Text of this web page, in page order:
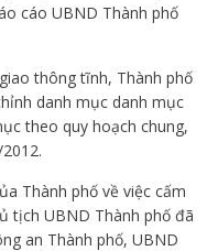
cáo UBND Thành phố
thông tĩnh, Thành phố
danh mục danh mục
theo quy hoạch chung,
Thành phố về việc cấm
tịch UBND Thành phố đã
an Thành phố, UBND